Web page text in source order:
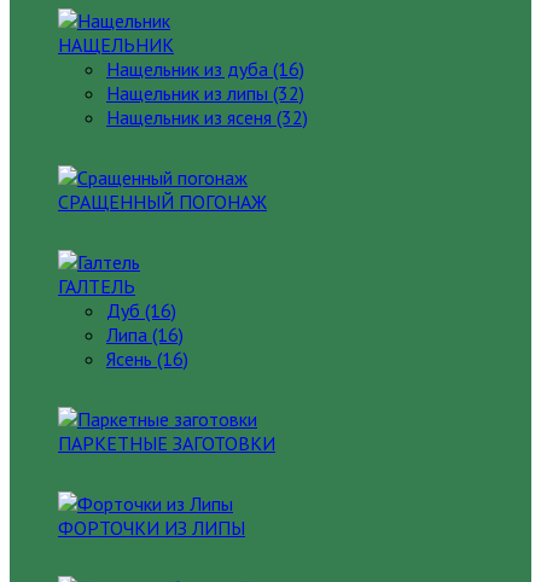
НАЩЕЛЬНИК
Нащельник из дуба (16)
Нащельник из липы (32)
Нащельник из ясеня (32)
СРАЩЕННЫЙ ПОГОНАЖ
ГАЛТЕЛЬ
Дуб (16)
Липа (16)
Ясень (16)
ПАРКЕТНЫЕ ЗАГОТОВКИ
ФОРТОЧКИ ИЗ ЛИПЫ